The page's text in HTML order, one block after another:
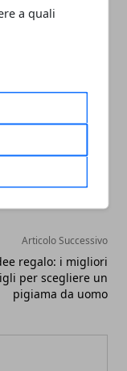
a quali
spettacolare
Articolo Successivo
regalo: i migliori
per scegliere un
pigiama da uomo